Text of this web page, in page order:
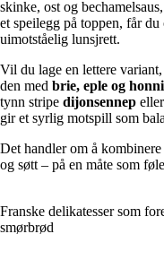
skinke, ost og
et speilegg på toppen, får du
uimotståelig lunsjrett.
Vil du lage en lettere
den med brie, eple og
tynn stripe dijonsennep
gir et syrlig motspill som
Det handler om å
og søtt – på en måte som
Franske delikatesser som
smørbrød